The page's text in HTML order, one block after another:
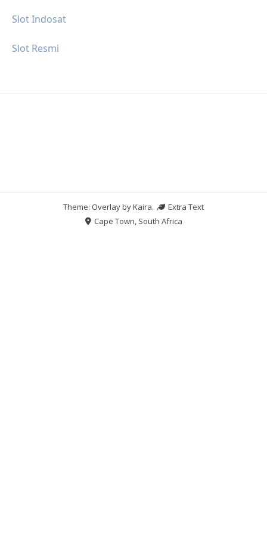
Slot Indosat
Slot Resmi
Theme: Overlay byKaira.
Extra Text
Cape Town, South Africa